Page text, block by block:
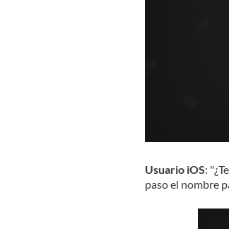
Usuario iOS:
paso el nombre